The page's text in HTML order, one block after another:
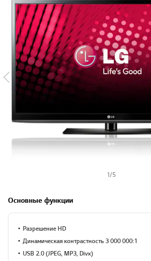
1/5
Основные функции
Разрешение HD
Динамическая контрастность 3 000 000:1
USB 2.0 (JPEG, MP3, Divx)